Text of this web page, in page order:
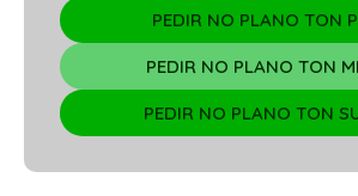
PEDIR NO PLANO TON
PEDIR NO PLANO TON
PEDIR NO PLANO TON